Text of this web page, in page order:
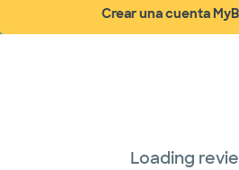
United HealthCare (28
Crear una cuenta(abre
Loading